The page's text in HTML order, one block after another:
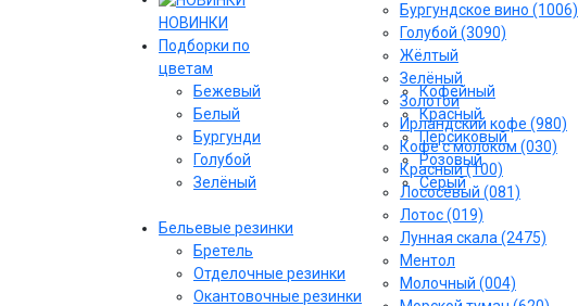
НОВИНКИ
Подборки по
цветам
Бежевый
Белый
Бургунди
Голубой
Зелёный
Кофейный
Красный
Персиковый
Розовый
Серый
Бельевые резинки
Бретель
Отделочные резинки
Окантовочные резинки
Бургундское вино (1006)
Голубой (3090)
Жёлтый
Зелёный
Золотой
Ирландский кофе (980)
Кофе с молоком (030)
Красный (100)
Лососёвый (081)
Лотос (019)
Лунная скала (2475)
Ментол
Молочный (004)